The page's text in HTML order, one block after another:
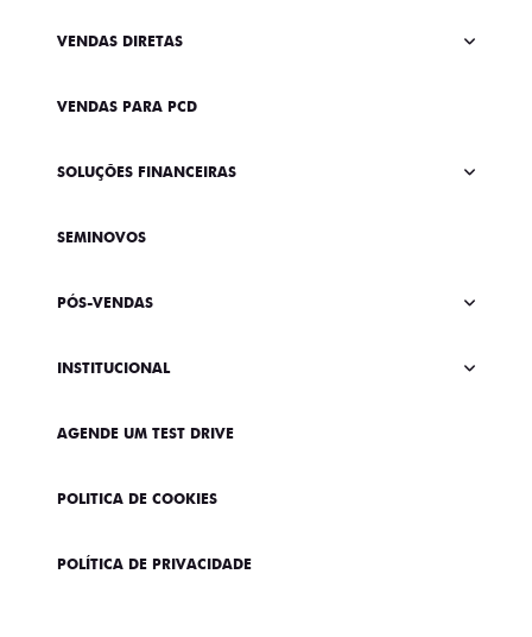
VENDAS DIRETAS
VENDAS PARA PCD
SOLUÇÕES FINANCEIRAS
SEMINOVOS
PÓS-VENDAS
INSTITUCIONAL
AGENDE UM TEST DRIVE
POLITICA DE COOKIES
POLÍTICA DE PRIVACIDADE